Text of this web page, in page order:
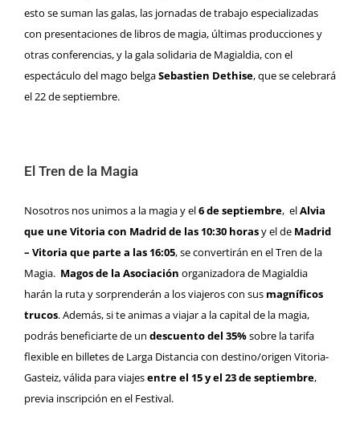
esto se suman las galas, las jornadas de trabajo especializadas
con presentaciones de libros de magia, últimas producciones y
otras conferencias, y la gala solidaria de Magialdia, con el
espectáculo del mago belgaSebastien Dethise, que se celebrará
el 22 de septiembre.
El Tren de la Magia
Nosotros nos unimos a la magia y el6 de septiembre, elAlvia
que une Vitoria con Madrid de las 10:30 horasy el de Madrid
– Vitoria que parte a las 16:05, se convertirán en el Tren de la
Magia. Magos de la Asociación organizadora de Magialdia
harán la ruta y sorprenderán a los viajeros con sus magníficos
trucos. Además, si te animas a viajar a la capital de la magia,
podrás beneficiarte de un descuento del 35%sobre la tarifa
flexible en billetes de Larga Distancia con destino/origen Vitoria-
Gasteiz, válida para viajesentre el 15 y el 23 de septiembre,
previa inscripción en el Festival.